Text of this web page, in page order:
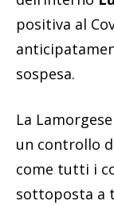
positiva al
sospesa.
La
un controllo
come tutti i
sottoposta a